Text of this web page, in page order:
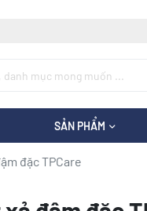
SẢN PHẨM
đặc TPCare